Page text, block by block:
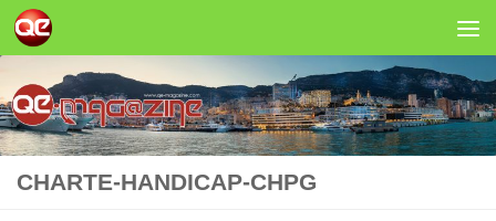
Salta al contenuto
CHARTE-HANDICAP-CHPG